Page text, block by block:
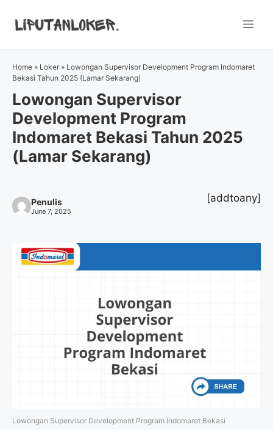
Home » Loker » Lowongan Supervisor Development Program Indomaret
Bekasi Tahun 2025 (Lamar Sekarang)
Lowongan Supervisor
Development Program
Indomaret Bekasi Tahun 2025
(Lamar Sekarang)
Penulis
June 7, 2025
[addtoany]
Lowongan Supervisor Development Program Indomaret Bekasi